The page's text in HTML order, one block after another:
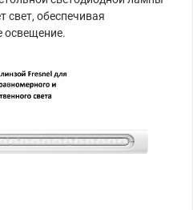
свет, обеспечивая
освещение.